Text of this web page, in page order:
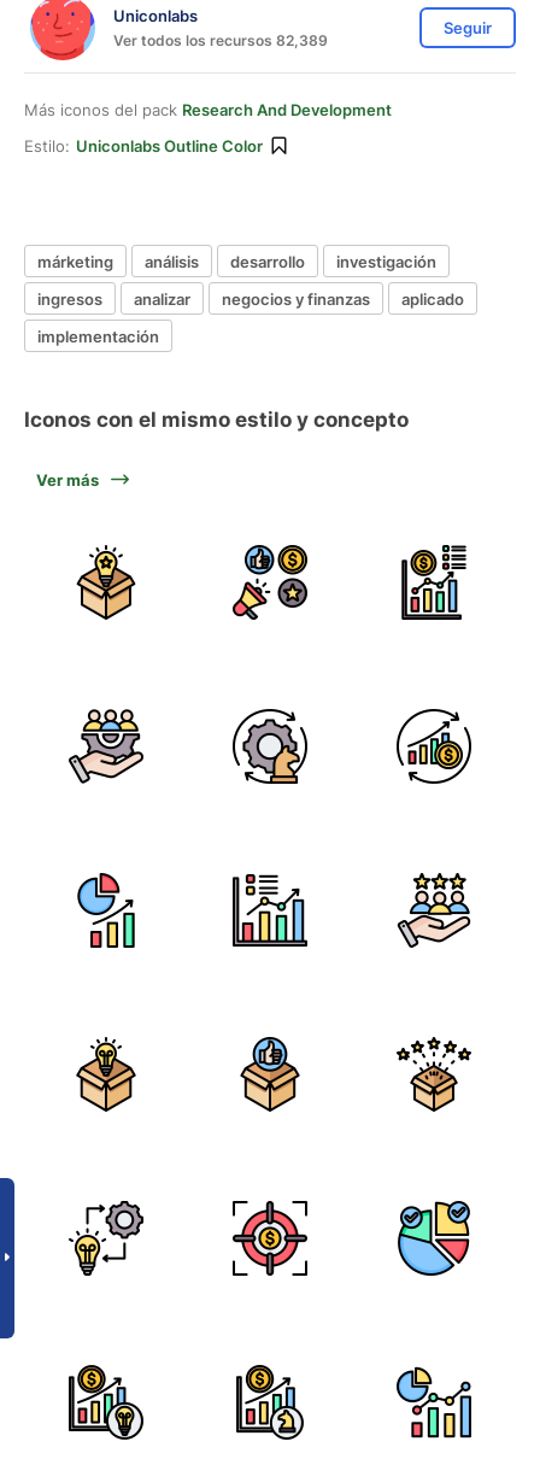
Uniconlabs
Ver todos los recursos 82,389
Seguir
Más iconos del pack Research And Development
Estilo: Uniconlabs Outline Color
márketing análisis desarrollo
investigación
ingresos
analizar negocios y finanzas
aplicado
implementación
Iconos con el mismo estilo y concepto
Ver más